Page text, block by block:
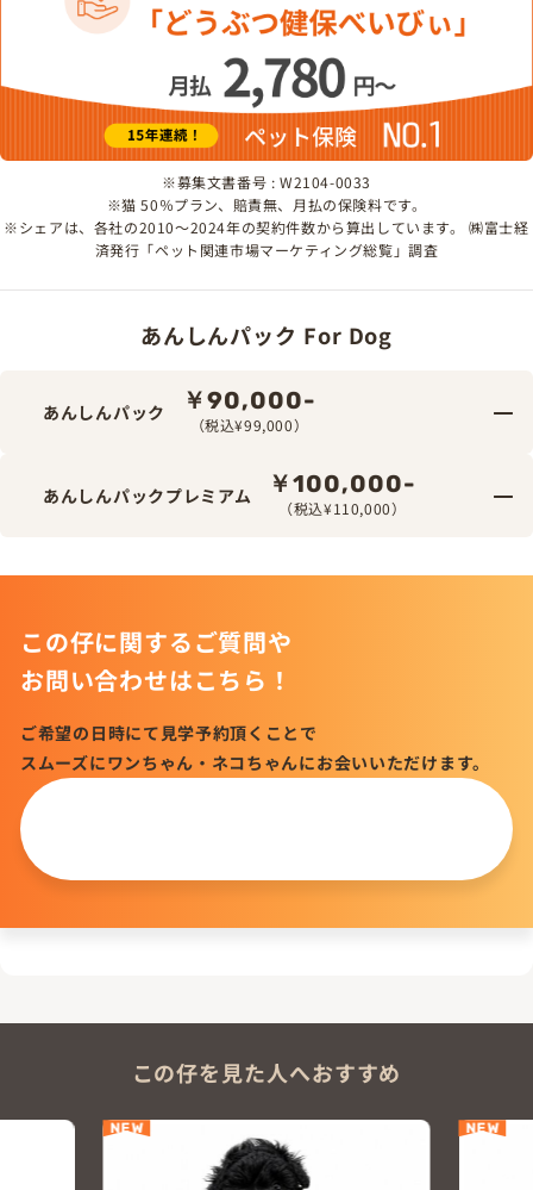
※募集文書番号 : W2104-0033
※猫 50％プラン、賠責無、月払の保険料です。
※シェアは、各社の2010～2024年の契約件数から算出しています。 ㈱富士経
済発行「ペット関連市場マーケティング総覧」調査
あんしんパック For Dog
あんしんパック ￥90,000-
（税込¥99,000）
あんしんパックプレミアム ￥100,000-
（税込¥110,000）
この仔に関するご質問や
お問い合わせはこちら！
ご希望の日時にて見学予約頂くことで
スムーズにワンちゃん・ネコちゃんにお会いいただけます。
この仔を見た人へおすすめ
NEW NEW